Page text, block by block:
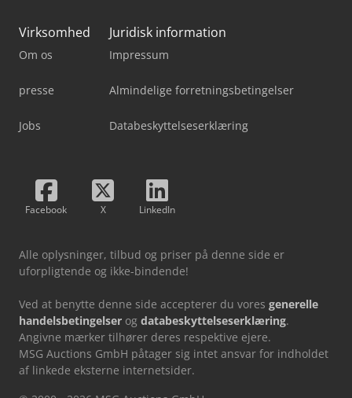
Virksomhed
Om os
presse
Jobs
Juridisk information
Impressum
Almindelige forretningsbetingelser
Databeskyttelseserklæring
Facebook X LinkedIn
Alle oplysninger, tilbud og priser på denne side er
uforpligtende og ikke-bindende!
Ved at benytte denne side accepterer du vores generelle
handelsbetingelser og databeskyttelseserklæring.
Angivne mærker tilhører deres respektive ejere.
MSG Auctions GmbH påtager sig intet ansvar for indholdet
af linkede eksterne internetsider.